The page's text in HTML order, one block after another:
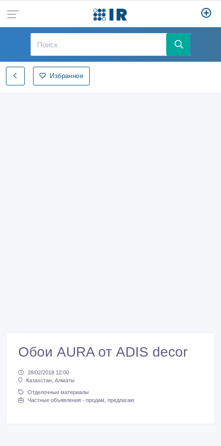
Избранное
Обои AURA от ADIS decor
28/02/2018 12:00
Казахстан, Алматы
Отделочные материалы
Частные объявления - продам, предлагаю